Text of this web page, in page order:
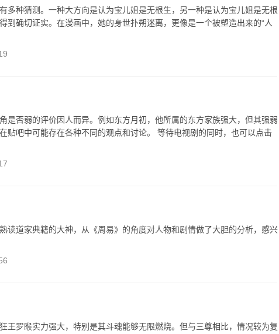
多种猜测。一种大方向是认为宝儿姐是无根生，另一种是认为宝儿姐是无根
到确切证实。在漫画中，她的身世扑朔迷离，更像是一个被塑造出来的“人
是否弱的评价因人而异。例如东方月初，他所属的东方家族强大，但其强弱
贴吧中可能存在各种不同的观点和讨论。 等待电视剧的同时，也可以点击
读道家典籍的大神，从《周易》的角度对人物和剧情做了大胆的分析，感兴
王罗睺实力强大，特别是其斗魂能够无限燃烧。但与三尊相比，情况较为复